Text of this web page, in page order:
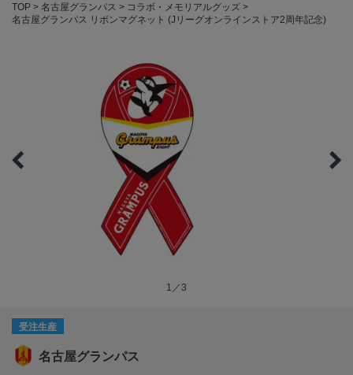
TOP 名古屋グランパス
コラボ・メモリアルグッズ
名古屋グランパス リボンマグネット (Jリーグオンラインストア2周年記念)
1／3
受注生産
名古屋グランパス